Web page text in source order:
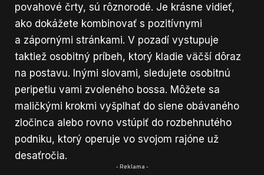
povahové črty, sú rôznorodé. Je krásne vidieť,
ako dokážete kombinovať s pozitívnymi
a zápornými stránkami. V pozadí vystupuje
taktiež osobitný príbeh, ktorý kladie väčší dôraz
na postavu. Inými slovami, sledujete osobitnú
peripetiu vami zvoleného bossa. Môžete sa
maličkými krokmi vyšplhať do siene obávaného
zločinca alebo rovno vstúpiť do rozbehnutého
podniku, ktorý operuje vo svojom rajóne už
desaťročia.
- Reklama -